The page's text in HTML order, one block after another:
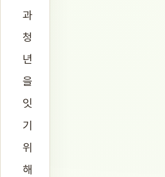
과
청
년
을
잇
기
위
해